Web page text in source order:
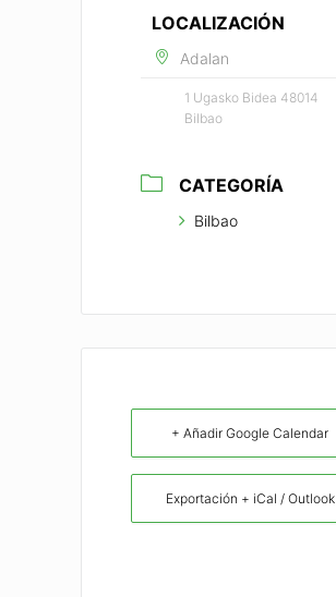
LOCALIZACIÓN
Adalan
1 Ugasko Bidea 48014
Bilbao
CATEGORÍA
Bilbao
+ Añadir Google Calendar
Exportación + iCal / Outlook